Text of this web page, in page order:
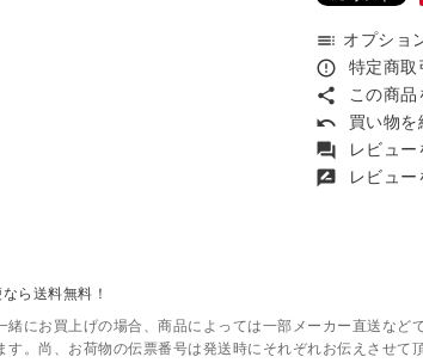
toc オプショ
error_outline 特定商取
share この商品
undo 買い物を
forum レビュ
rate_review レビュー
緒にお買上げの場合、商品によっては一部メーカー直送など
す。尚、お荷物の伝票番号は発送時にそれぞれお伝えさせて頂